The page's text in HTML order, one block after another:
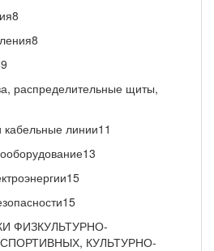
распределительные щиты,
линии11
ФИЗКУЛЬТУРНО-
КУЛЬТУРНО-